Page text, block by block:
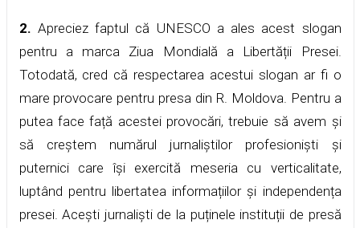
2. Apreciez faptul că UNESCO a ales acest slogan
pentru a marca Ziua Mondială a Libertății Presei.
Totodată, cred că respectarea acestui slogan ar fi o
mare provocare pentru presa din R. Moldova. Pentru a
putea face față acestei provocări, trebuie să avem și
să creștem numărul jurnaliștilor profesioniști și
puternici care își exercită meseria cu verticalitate,
luptând pentru libertatea informațiilor și independența
presei. Acești jurnaliști de la puținele instituții de presă